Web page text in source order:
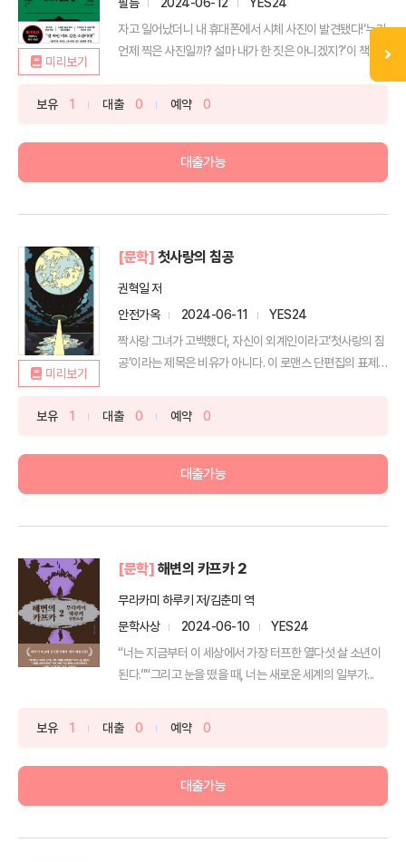
미리보기
자고 일어났더니 내 휴대폰에서 시체 사진이 발견됐다!‘누가
언제 찍은 사진일까? 설마 내가 한 짓은 아니겠지?’이 책...
보유 1 대출 0 예약 0
대출가능
미리보기
[문학] 첫사랑의 침공
권혁일 저
안전가옥
2024-06-11
YES24
짝사랑 그녀가 고백했다, 자신이 외계인이라고‘첫사랑의 침
공’이라는 제목은 비유가 아니다. 이 로맨스 단편집의 표제
보유 1 대출 0 예약 0
대출가능
[문학] 해변의 카프카 2
무라카미 하루키 저/김춘미 역
문학사상
2024-06-10
YES24
“너는 지금부터 이 세상에서 가장 터프한 열다섯 살 소년이
된다.”“그리고 눈을 떴을 때, 너는 새로운 세계의 일부가...
보유 1 대출 0 예약 0
대출가능